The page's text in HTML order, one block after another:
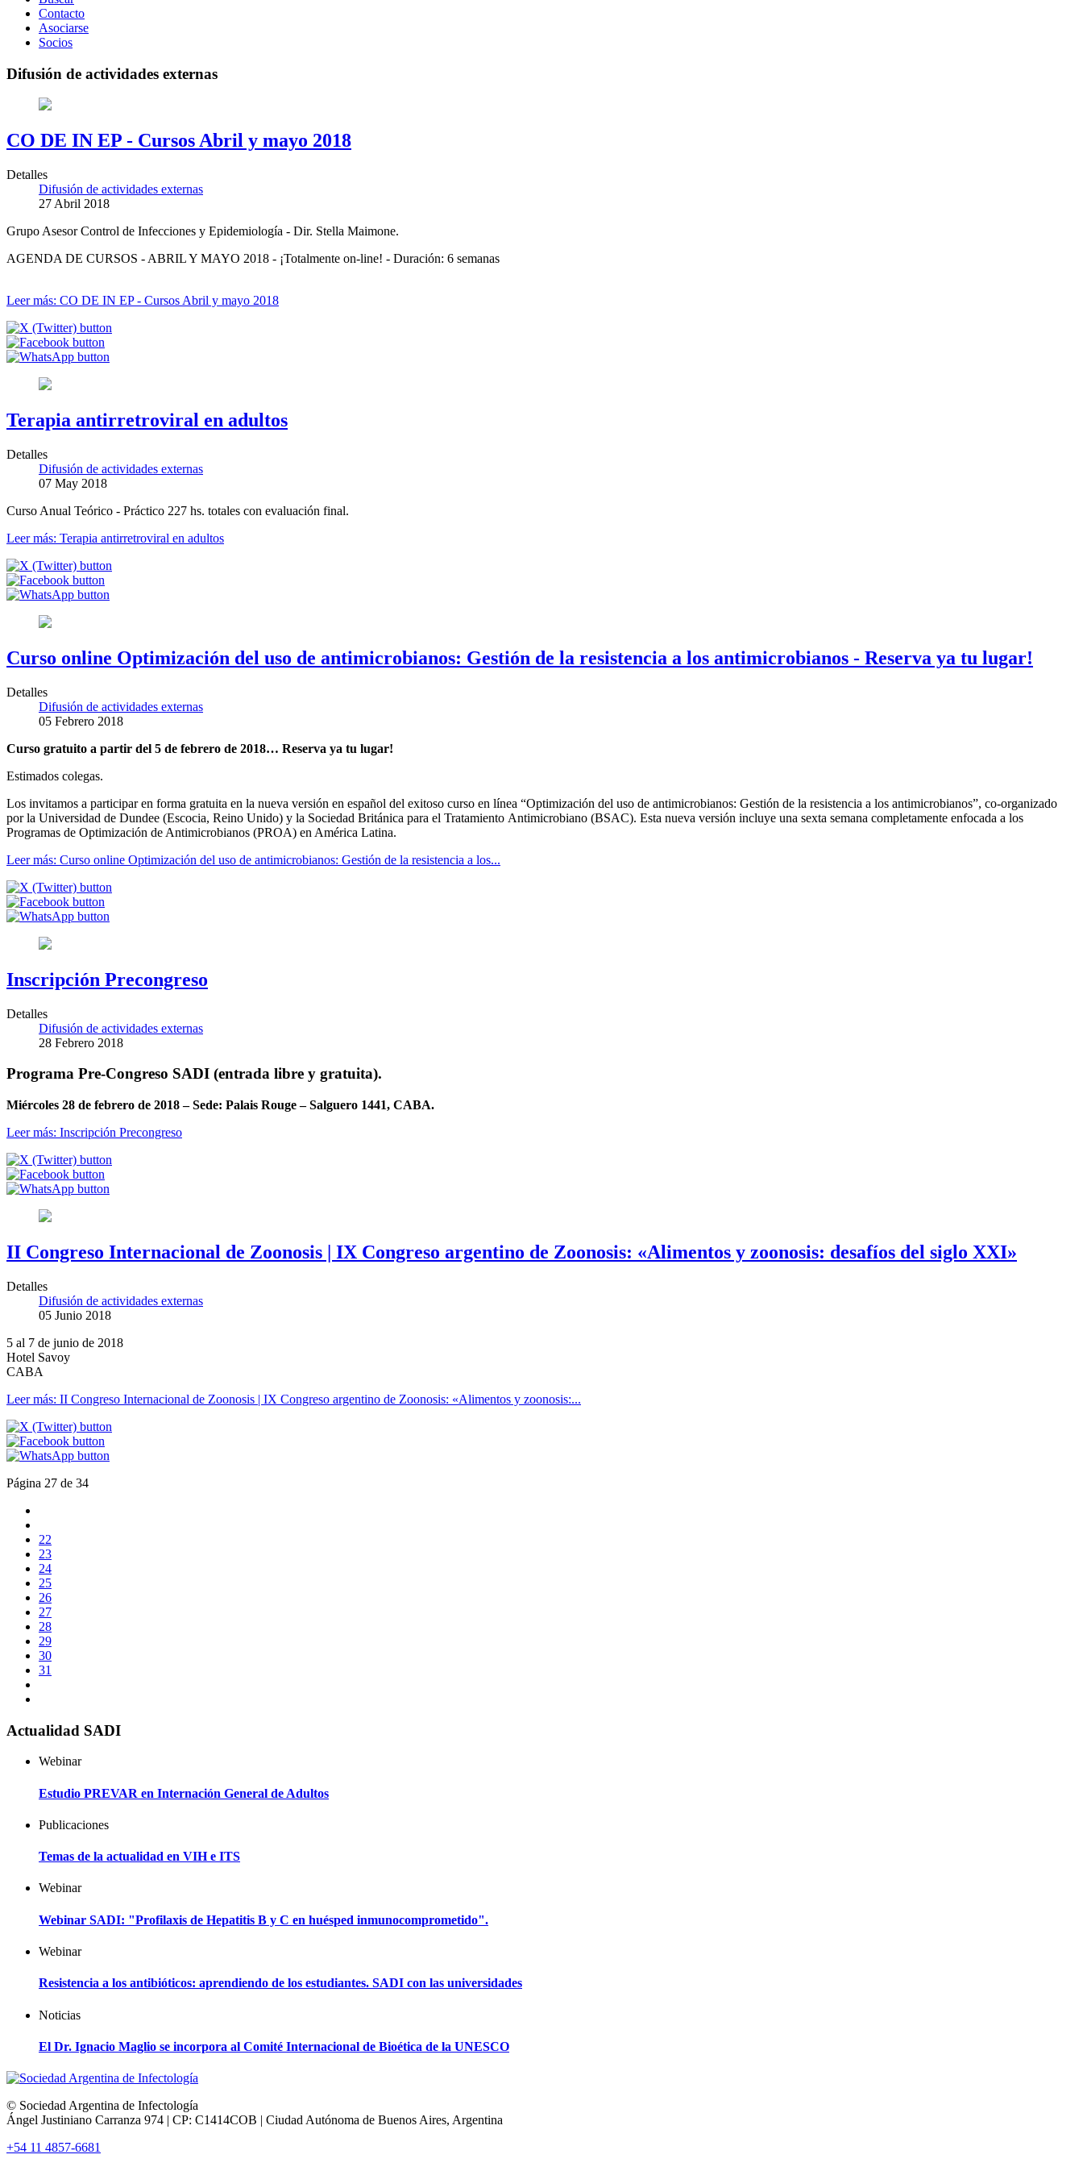
Contacto
Asociarse
Socios
Difusión de actividades externas
CO DE IN EP - Cursos Abril y mayo 2018
Detalles
Difusión de actividades externas
27 Abril 2018
Grupo Asesor Control de Infecciones y Epidemiología - Dir. Stella Maimone.
AGENDA DE CURSOS - ABRIL Y MAYO 2018 - ¡Totalmente on-line! - Duración: 6 semanas
Leer más: CO DE IN EP - Cursos Abril y mayo 2018
Terapia antirretroviral en adultos
Detalles
Difusión de actividades externas
07 May 2018
Curso Anual Teórico - Práctico 227 hs. totales con evaluación final.
Leer más: Terapia antirretroviral en adultos
Curso online Optimización del uso de antimicrobianos: Gestión de la resistencia a los antimicrobianos - Reserva ya tu lugar!
Detalles
Difusión de actividades externas
05 Febrero 2018
Curso gratuito a partir del 5 de febrero de 2018… Reserva ya tu lugar!
Estimados colegas.
Los invitamos a participar en forma gratuita en la nueva versión en español del exitoso curso en línea “Optimización del uso de antimicrobianos: Gestión de la resistencia a los antimicrobianos”, co-organizado
por la Universidad de Dundee (Escocia, Reino Unido) y la Sociedad Británica para el Tratamiento Antimicrobiano (BSAC). Esta nueva versión incluye una sexta semana completamente enfocada a los
Programas de Optimización de Antimicrobianos (PROA) en América Latina.
Leer más: Curso online Optimización del uso de antimicrobianos: Gestión de la resistencia a los...
Inscripción Precongreso
Detalles
Difusión de actividades externas
28 Febrero 2018
Programa Pre-Congreso SADI (entrada libre y gratuita).
Miércoles 28 de febrero de 2018 – Sede: Palais Rouge – Salguero 1441, CABA.
Leer más: Inscripción Precongreso
II Congreso Internacional de Zoonosis | IX Congreso argentino de Zoonosis: «Alimentos y zoonosis: desafíos del siglo XXI»
Detalles
Difusión de actividades externas
05 Junio 2018
5 al 7 de junio de 2018
Hotel Savoy
CABA
Leer más: II Congreso Internacional de Zoonosis | IX Congreso argentino de Zoonosis: «Alimentos y zoonosis:...
Página 27 de 34
22
23
24
25
26
27
28
29
30
31
Actualidad SADI
Webinar
Estudio PREVAR en Internación General de Adultos
Publicaciones
Temas de la actualidad en VIH e ITS
Webinar
Webinar SADI: "Profilaxis de Hepatitis B y C en huésped inmunocomprometido".
Webinar
Resistencia a los antibióticos: aprendiendo de los estudiantes. SADI con las universidades
Noticias
El Dr. Ignacio Maglio se incorpora al Comité Internacional de Bioética de la UNESCO
© Sociedad Argentina de Infectología
Ángel Justiniano Carranza 974 | CP: C1414COB | Ciudad Autónoma de Buenos Aires, Argentina
+54 11 4857-6681